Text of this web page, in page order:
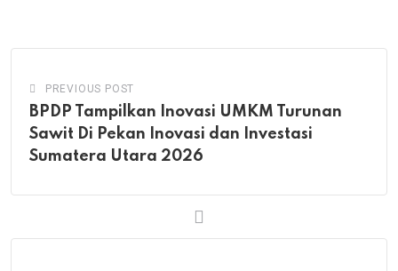
PREVIOUS POST
BPDP Tampilkan Inovasi UMKM Turunan
Sawit Di Pekan Inovasi dan Investasi
Sumatera Utara 2026